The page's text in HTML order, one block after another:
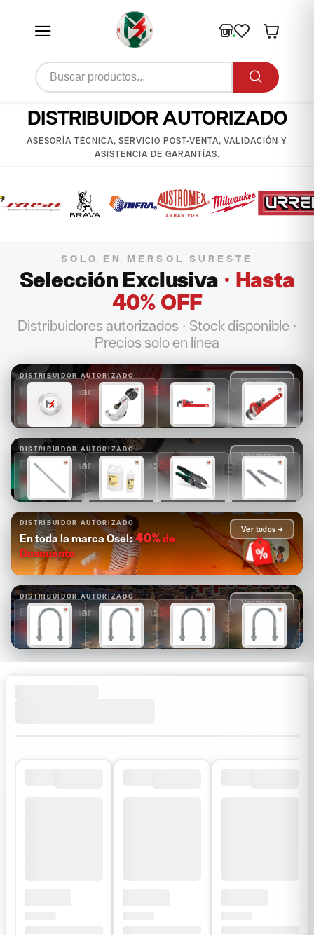
DISTRIBUIDOR AUTORIZADO
ASESORÍA TÉCNICA, SERVICIO POST-VENTA, VALIDACIÓN Y
ASISTENCIA DE GARANTÍAS.
SOLO EN MERSOL SURESTE
Selección Exclusiva · Hasta
40% OFF
Distribuidores autorizados · Stock disponible ·
Precios solo en línea
DISTRIBUIDOR AUTORIZADO
En toda la marca Ridgid: 25%
Descuento
Ver todos →
$1,261 $817 $878 $985
DISTRIBUIDOR AUTORIZADO
En toda la marca Greenlee: 30%
Descuento
Ver todos →
$10,416 $2,888 $1,752 $1,459
DISTRIBUIDOR AUTORIZADO
En toda la marca Osel:40%de
Descuento
Ver todos →
DISTRIBUIDOR AUTORIZADO
En toda la marca Appleton:30%de
Descuento
Ver todos →
$18 $24 $21 $38